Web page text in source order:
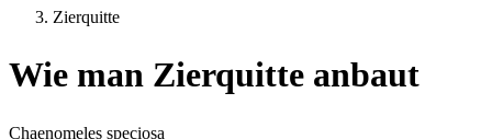
Zierquitte
Wie man Zierquitte anbaut
Chaenomeles speciosa